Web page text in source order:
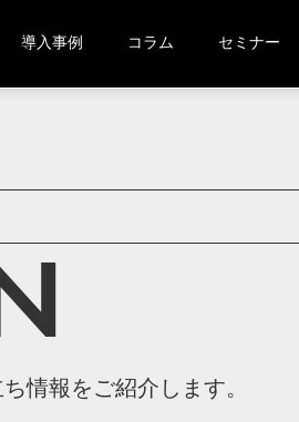
導入事例 コラム セミナー
情報をご紹介します。